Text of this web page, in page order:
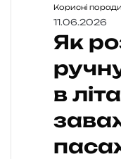
Корисні поради
11.06.2026
Як
в